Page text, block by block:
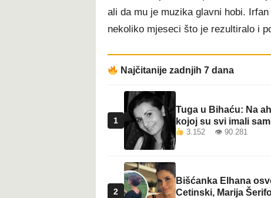
ali da mu je muzika glavni hobi.
nekoliko mjeseci što je rezultiralo i
Najčitanije zadnjih 7 dana
1
Tuga u Bihaću: Na
kojoj su svi imali
3.152 👁 90.281
2
Bišćanka Elhana
Cetinski, Marija